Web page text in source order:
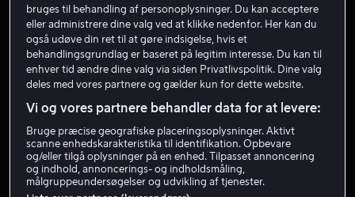
Marcus McGuire
bruges til behandling af personoplysninger. Du kan acceptere
eller administrere dine valg ved at klikke nedenfor. Her kan du
også udøve din ret til at gøre indsigelse, hvis et
behandlingsgrundlag er baseret på legitim interesse. Du kan til
enhver tid ændre dine valg via siden Privatlivspolitik. Dine valg
deles med vores partnere og gælder kun for dette website.
Vi og vores partnere behandler data for at levere:
Bruge præcise geografiske placeringsoplysninger. Aktivt
scanne enhedskarakteristika til identifikation. Opbevare
og/eller tilgå oplysninger på en enhed. Tilpasset annoncering
og indhold, annoncerings- og indholdsmåling,
målgruppeundersøgelser og udvikling af tjenester.